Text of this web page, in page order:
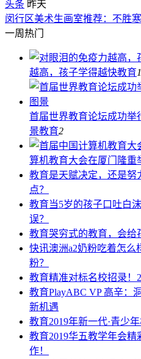
头条 昨天
闵行区美术生画室推荐：不胜
一周热门
越高，孩子学得越快教育1
首届世界教育论坛成功举
景教育2
算机教育大会在厦门隆重
教育是天赋决定，还是努
点？
教育当5岁的孩子口吐白
误？
教育哭穷式的教育，会给
快讯澳洲a2奶粉吃着怎么
粉？
教育精准对标名校招录！
教育PlayABC VP 高辛：
新机遇
教育2019年新一代·青少
教育2019华五教学年会
作！